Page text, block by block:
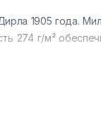
1905 года.
274 г/м²
470